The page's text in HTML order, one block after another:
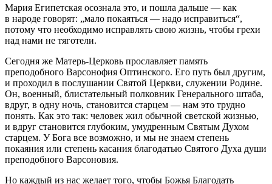
Мария Египетская осознала это, и пошла дальше — как
в народе говорят: „мало покаяться — надо исправиться“,
потому что необходимо исправлять свою жизнь, чтобы грехи
над нами не тяготели.
Сегодня же Матерь-Церковь прославляет память
преподобного Варсонофия Оптинского. Его путь был другим,
и проходил в послушании Святой Церкви, служении Родине.
Он, военный, блистательный полковник Генерального штаба,
вдруг, в одну ночь, становится старцем — нам это трудно
понять. Как это так: человек жил обычной светской жизнью,
и вдруг становится глубоким, умудренным Святым Духом
старцем. У Бога все возможно, и мы не знаем степень
покаяния или степень касания благодатью Святого Духа души
преподобного Варсоновия.
Но каждый из нас желает того, чтобы Божья Благодать